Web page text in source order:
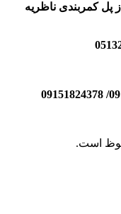
پل کمربندی ناظریه
است.